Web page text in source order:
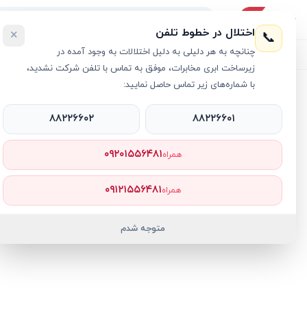
لیست محصولات خرید اقساطی خرید سازمانی فروش عمده و
مک بوک ایر M5
📞 اختلال در خطوط تلفن
چنانچه به هر دلیلی به دلیل اختلالات به وجود آمده در
زیرساخت ابری مخابرات، موفق به تماس با تلفن شرکت نشدید،
با شماره‌های زیر تماس حاصل نمایید:
×
۸۸۲۲۶۶۰۱ ۸۸۲۲۶۶۰۲
همراه۰۹۲۰۱۵۵۶۴۸۱
همراه۰۹۱۲۱۵۵۶۴۸۱
متوجه شدم